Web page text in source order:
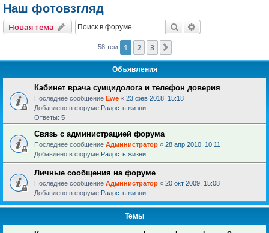
Наш фотовзгляд
Новая тема Поиск
58 тем 1 2 3
Объявления
Кабинет врача суицидолога и телефон доверия
Последнее сообщение Ewe « 23 фев 2018, 15:18
Добавлено в форуме Радость жизни
Ответы: 5
Связь с администрацией форума
Последнее сообщение Администратор « 28 апр 2010, 10:11
Добавлено в форуме Радость жизни
Личные сообщения на форуме
Последнее сообщение Администратор « 20 окт 2009, 15:08
Добавлено в форуме Радость жизни
Темы